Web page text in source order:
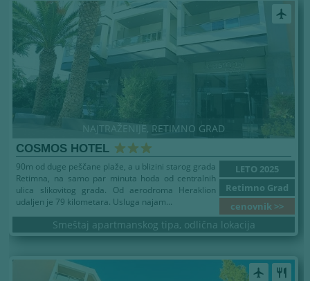
airplanemode_active
NAJTRAŽENIJE, RETIMNO GRAD
COSMOS HOTEL
LETO 2025
Retimno Grad
cenovnik >>
90m od duge peščane plaže, a u blizini starog grada
Retimna, na samo par minuta hoda od centralnih
ulica slikovitog grada. Od aerodroma Heraklion
udaljen je 79 kilometara. Usluga najam...
Smeštaj apartmanskog tipa, odlična lokacija
airplanemode_active restaurant